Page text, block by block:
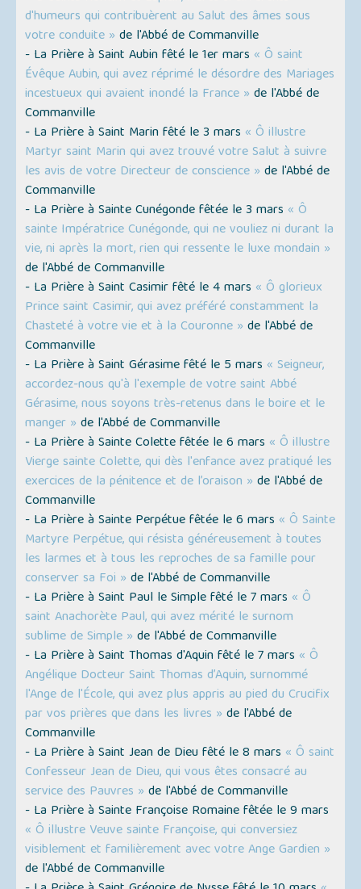
d'humeurs qui contribuèrent au Salut des âmes sous
votre conduite » de l'Abbé de Commanville
- La Prière à Saint Aubin fêté le 1er mars « Ô saint
Évêque Aubin, qui avez réprimé le désordre des Mariages
incestueux qui avaient inondé la France » de l'Abbé de
Commanville
- La Prière à Saint Marin fêté le 3 mars « Ô illustre
Martyr saint Marin qui avez trouvé votre Salut à suivre
les avis de votre Directeur de conscience » de l'Abbé de
Commanville
- La Prière à Sainte Cunégonde fêtée le 3 mars « Ô
sainte Impératrice Cunégonde, qui ne vouliez ni durant la
vie, ni après la mort, rien qui ressente le luxe mondain »
de l'Abbé de Commanville
- La Prière à Saint Casimir fêté le 4 mars « Ô glorieux
Prince saint Casimir, qui avez préféré constamment la
Chasteté à votre vie et à la Couronne » de l'Abbé de
Commanville
- La Prière à Saint Gérasime fêté le 5 mars « Seigneur,
accordez-nous qu'à l'exemple de votre saint Abbé
Gérasime, nous soyons très-retenus dans le boire et le
manger » de l'Abbé de Commanville
- La Prière à Sainte Colette fêtée le 6 mars « Ô illustre
Vierge sainte Colette, qui dès l'enfance avez pratiqué les
exercices de la pénitence et de l’oraison » de l'Abbé de
Commanville
- La Prière à Sainte Perpétue fêtée le 6 mars « Ô Sainte
Martyre Perpétue, qui résista généreusement à toutes
les larmes et à tous les reproches de sa famille pour
conserver sa Foi » de l'Abbé de Commanville
- La Prière à Saint Paul le Simple fêté le 7 mars « Ô
saint Anachorète Paul, qui avez mérité le surnom
sublime de Simple » de l'Abbé de Commanville
- La Prière à Saint Thomas d'Aquin fêté le 7 mars « Ô
Angélique Docteur Saint Thomas d’Aquin, surnommé
l'Ange de l'École, qui avez plus appris au pied du Crucifix
par vos prières que dans les livres » de l'Abbé de
Commanville
- La Prière à Saint Jean de Dieu fêté le 8 mars « Ô saint
Confesseur Jean de Dieu, qui vous êtes consacré au
service des Pauvres » de l'Abbé de Commanville
- La Prière à Sainte Françoise Romaine fêtée le 9 mars
« Ô illustre Veuve sainte Françoise, qui conversiez
visiblement et familièrement avec votre Ange Gardien »
de l'Abbé de Commanville